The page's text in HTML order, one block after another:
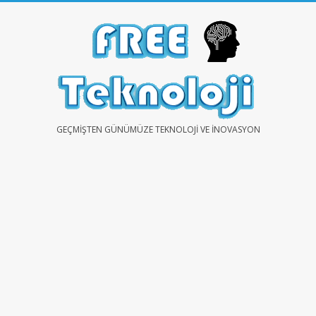
FREEGEÇMIŞTEN GÜNÜMÜZE TEKNOLOJI VE İNOVASYON